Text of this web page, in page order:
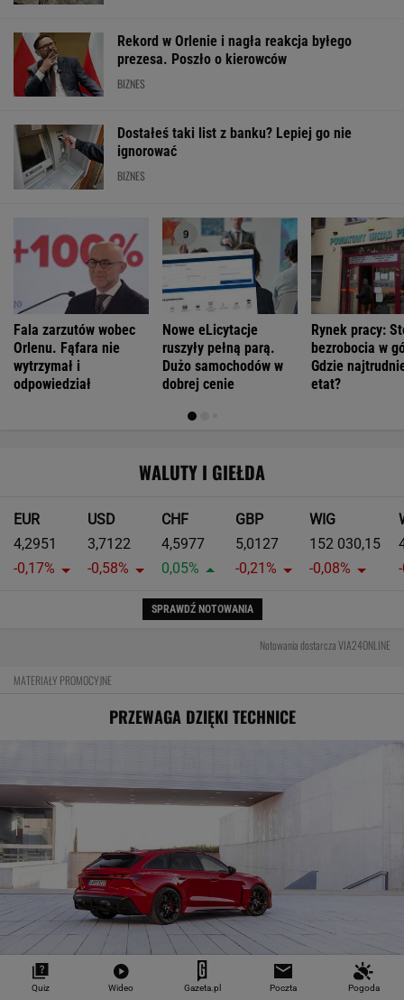
Rekord w Orlenie i nagła reakcja byłego
prezesa. Poszło o kierowców
BIZNES
Dostałeś taki list z banku? Lepiej go nie
ignorować
BIZNES
Fala zarzutów wobec
Orlenu. Fąfara nie
wytrzymał i
odpowiedział
Nowe eLicytacje
ruszyły pełną parą.
Dużo samochodów w
dobrej cenie
Rynek pracy:
bezrobocia w
Gdzie
etat?
WALUTY I GIEŁDA
EUR
4,2951
-0,17%
USD
3,7122
-0,58%
CHF
4,5977
0,05%
GBP
5,0127
-0,21%
WIG
152 030,15
-0,08%
SPRAWDŹ NOTOWANIA
Notowania dostarcza VIA24ONLINE
MATERIAŁY PROMOCYJNE
PRZEWAGA DZIĘKI TECHNICE
Pierwsza taka hybryda w historii Audi Sport. RS
Quiz Wideo Gazeta.pl Poczta Pogoda